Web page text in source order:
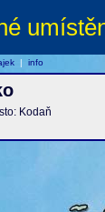
Kodaň
| info